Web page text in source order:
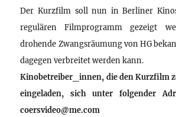
Der Kurzfilm soll nun in Berliner
regulären Filmprogramm gezeigt
drohende Zwangsräumung von HG
dagegen verbreitet werden kann.
Kinobetreiber_innen, die den Kurzfilm
eingeladen, sich unter folgender
coersvideo@me.com